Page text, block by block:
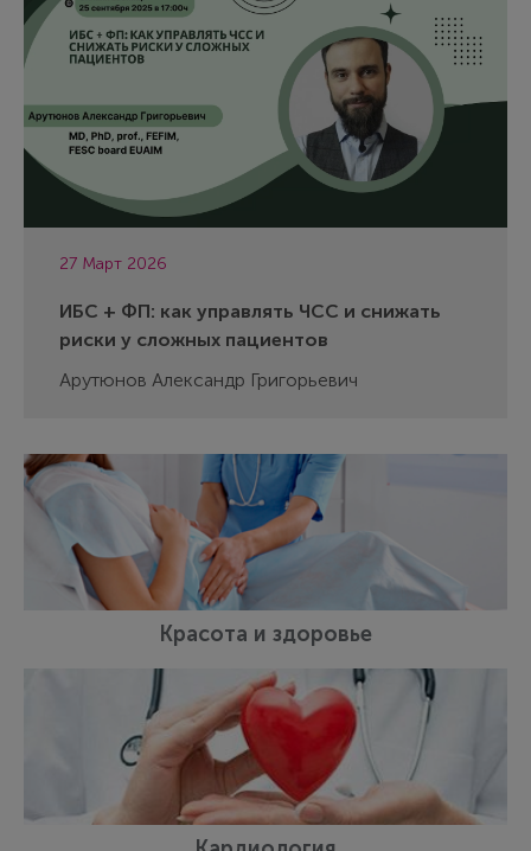
27 Март 2026
ИБС + ФП: как управлять ЧСС и снижать
риски у сложных пациентов
Арутюнов Александр Григорьевич
Красота и здоровье